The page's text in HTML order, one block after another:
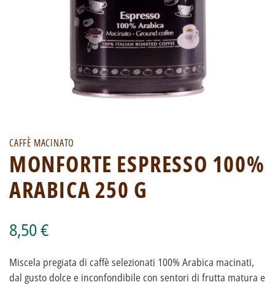
CAFFÈ MACINATO
MONFORTE ESPRESSO 100%
ARABICA 250 G
8,50 €
Miscela pregiata di caffè selezionati 100% Arabica macinati,
dal gusto dolce e inconfondibile con sentori di frutta matura e